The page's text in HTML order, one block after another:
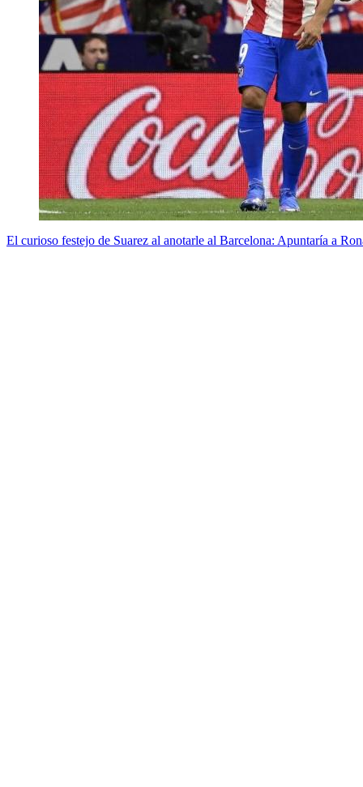
El curioso festejo de Suarez al anotarle al Barcelona: Apuntaría a